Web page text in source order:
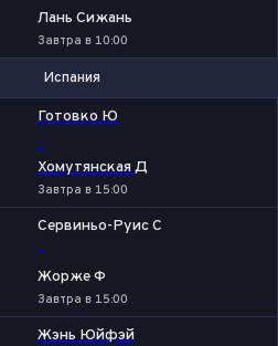
Лань Сижань
Завтра в 10:00
Испания
Готовко Ю
-
Хомутянская Д
Завтра в 15:00
Сервиньо-Руис С
-
Жорже Ф
Завтра в 15:00
Жэнь Юйфэй